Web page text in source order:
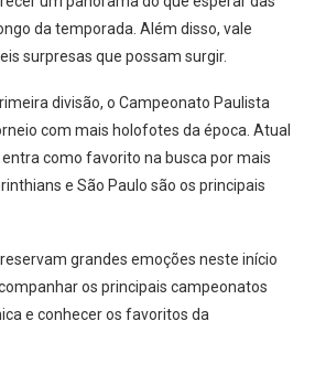
da temporada. Além disso, vale
surpresas que possam surgir.
divisão, o Campeonato Paulista
com mais holofotes da época. Atual
como favorito na busca por mais
e São Paulo são os principais
grandes emoções neste início
os principais campeonatos
e conhecer os favoritos da